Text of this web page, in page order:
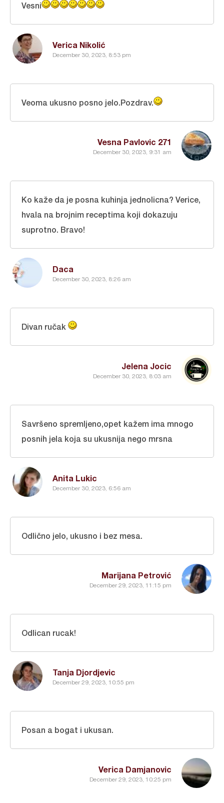
Verica Nikolić
December 30, 2023, 8:53 pm
Vesni
Vesna Pavlovic 271
December 30, 2023, 9:31 am
Veoma ukusno posno jelo.Pozdrav.
Daca
December 30, 2023, 8:26 am
Ko kaže da je posna kuhinja jednolicna? Verice,
hvala na brojnim receptima koji dokazuju
suprotno. Bravo!
Jelena Jocic
December 30, 2023, 8:03 am
Divan ručak
Anita Lukic
December 30, 2023, 6:56 am
Savršeno spremljeno,opet kažem ima mnogo
posnih jela koja su ukusnija nego mrsna
Marijana Petrović
December 29, 2023, 11:15 pm
Odlično jelo, ukusno i bez mesa.
Tanja Djordjevic
December 29, 2023, 10:55 pm
Odlican rucak!
Verica Damjanovic
December 29, 2023, 10:25 pm
Posan a bogat i ukusan.